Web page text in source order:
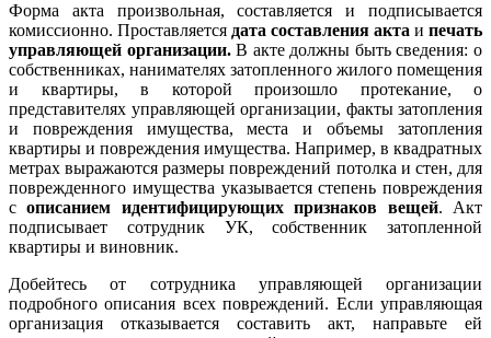
Форма акта произвольная, составляется и подписывается
комиссионно. Проставляется дата составления акта и печать
управляющей организации.В акте должны быть сведения: о
собственниках, нанимателях затопленного жилого помещения
и квартиры, в которой произошло протекание, о
представителях управляющей организации, факты затопления
и повреждения имущества, места и объемы затопления
квартиры и повреждения имущества. Например, в квадратных
метрах выражаются размеры повреждений потолка и стен, для
поврежденного имущества указывается степень повреждения
сописанием идентифицирующих признаков вещей. Акт
подписывает сотрудник УК, собственник затопленной
квартиры и виновник.
Добейтесь от сотрудника управляющей организации
подробного описания всех повреждений. Если управляющая
организация отказывается составить акт, направьте ей